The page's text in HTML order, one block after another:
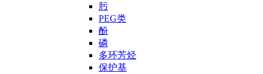
肟
PEG类
酚
磷
多环芳烃
保护基